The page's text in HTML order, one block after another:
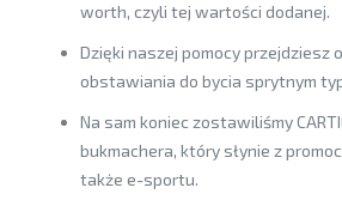
worth, czyli tej wartości dodanej.
Dzięki naszej pomocy przejdziesz
obstawiania do bycia sprytnym
Na sam koniec zostawiliśmy
bukmachera, który słynie z
także e-sportu.